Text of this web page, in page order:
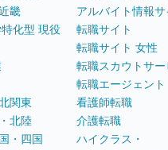
畿
化型 現役
関東
北陸
・四国
アルバイト情報サ
転職サイト
転職サイト 女性
転職スカウトサー
転職エージェント
看護師転職
介護転職
ハイクラス・